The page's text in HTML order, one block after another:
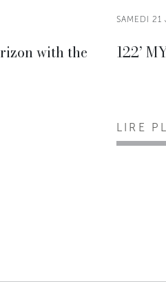
with the
SAMEDI 21
122’
LIRE